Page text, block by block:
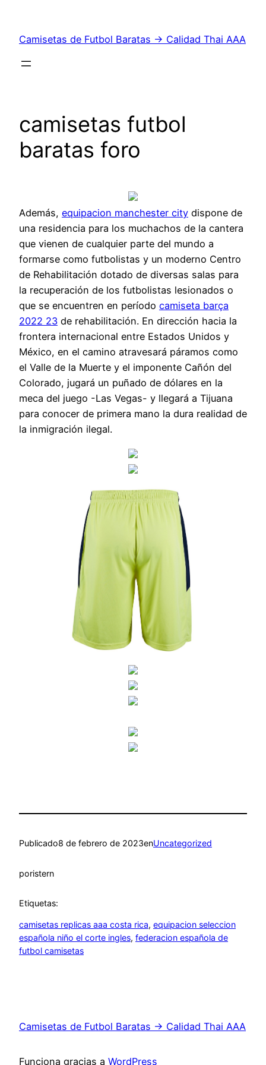
contenido
Camisetas de Futbol Baratas → Calidad Thai AAA
camisetas futbol
baratas foro
Además, equipacion manchester city dispone de
una residencia para los muchachos de la cantera
que vienen de cualquier parte del mundo a
formarse como futbolistas y un moderno Centro
de Rehabilitación dotado de diversas salas para
la recuperación de los futbolistas lesionados o
que se encuentren en período camiseta barça
2022 23 de rehabilitación. En dirección hacia la
frontera internacional entre Estados Unidos y
México, en el camino atravesará páramos como
el Valle de la Muerte y el imponente Cañón del
Colorado, jugará un puñado de dólares en la
meca del juego -Las Vegas- y llegará a Tijuana
para conocer de primera mano la dura realidad de
la inmigración ilegal.
Publicado8 de febrero de 2023enUncategorized
poristern
Etiquetas:
camisetas replicas aaa costa rica, equipacion seleccion
española niño el corte ingles, federacion española de
futbol camisetas
Camisetas de Futbol Baratas → Calidad Thai AAA
Funciona gracias a WordPress